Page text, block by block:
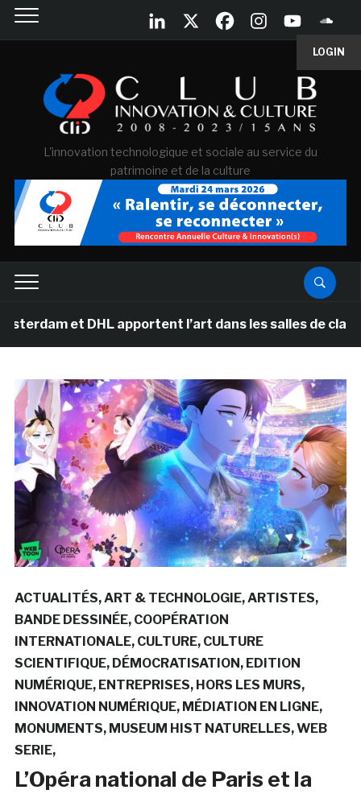
LOGIN
L'innovation technologique et sociale au service du
patrimoine et de la culture
et DHL apportent l’art dans les salles de classe des
ACTUALITÉS ART & TECHNOLOGIE ARTISTES
BANDE DESSINÉE COOPÉRATION
INTERNATIONALE CULTURE CULTURE
SCIENTIFIQUE DÉMOCRATISATION EDITION
NUMÉRIQUE ENTREPRISES HORS LES MURS
INNOVATION NUMÉRIQUE MÉDIATION EN LIGNE
MONUMENTS MUSEUM HIST NATURELLES WEB
SERIE
L’Opéra national de Paris et la